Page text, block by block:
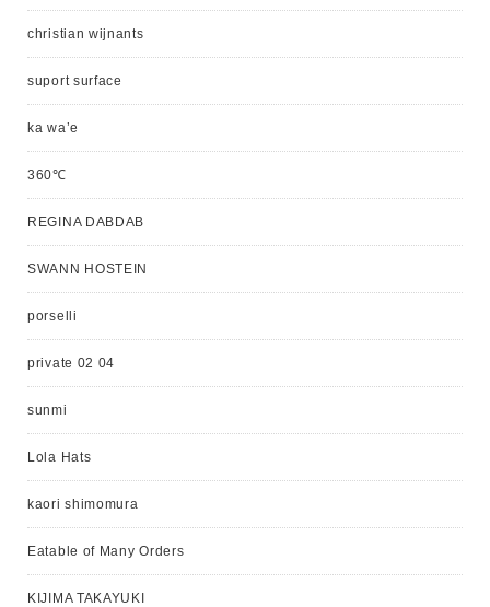
christian wijnants
suport surface
ka wa’e
360℃
REGINA DABDAB
SWANN HOSTEIN
porselli
private 02 04
sunmi
Lola Hats
kaori shimomura
Eatable of Many Orders
KIJIMA TAKAYUKI